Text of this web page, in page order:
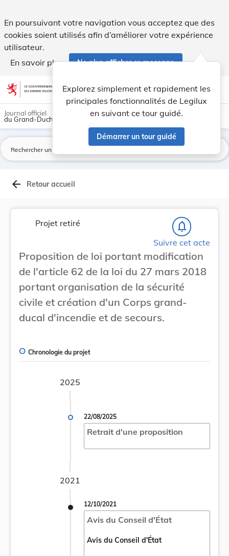
En poursuivant votre navigation vous acceptez que des
cookies soient utilisés afin d’améliorer votre expérience
utilisateur.
En savoir plus
Ne plus afficher ce message
Aller au contenu account_circle help Aide
Explorez simplement et rapidement les
principales fonctionnalités de Legilux
en suivant ce tour guidé.
Démarrer un tour guidé
light_mode dark_mode
Journal officiel
du Grand-Duché de Luxembourg
arrow_back Retour accueil
Projet retiré notifications_none
Suivre cet acte
Proposition de loi portant modification
de l'article 62 de la loi du 27 mars 2018
portant organisation de la sécurité
civile et création d'un Corps grand-
ducal d'incendie et de secours.
Chronologie du projet
2025
22/08/2025
Retrait d'une proposition
2021
12/10/2021
Avis du Conseil d'État
Avis du Conseil d'État